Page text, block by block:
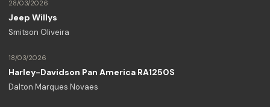
28/03/2026
Jeep Willys
Smitson Oliveira
18/03/2026
Harley-Davidson Pan America RA1250S
Dalton Marques Novaes